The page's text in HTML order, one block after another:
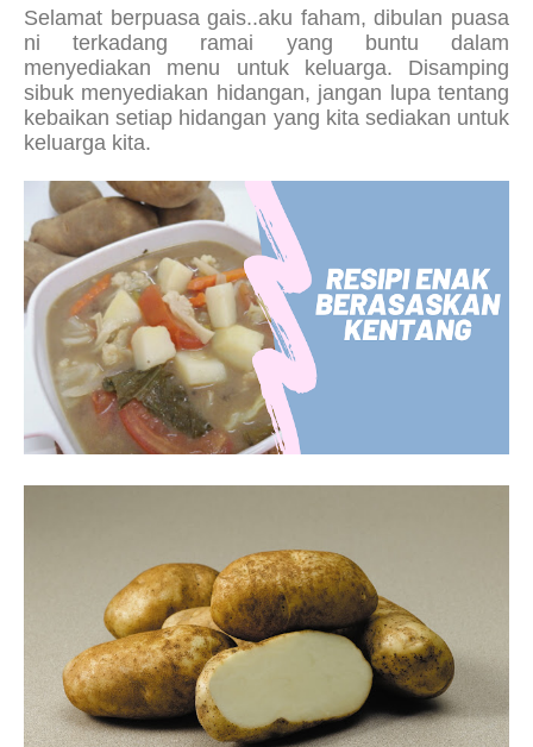
Selamat berpuasa gais..aku faham, dibulan puasa
ni terkadang ramai yang buntu dalam
menyediakan menu untuk keluarga. Disamping
sibuk menyediakan hidangan, jangan lupa tentang
kebaikan setiap hidangan yang kita sediakan untuk
keluarga kita.